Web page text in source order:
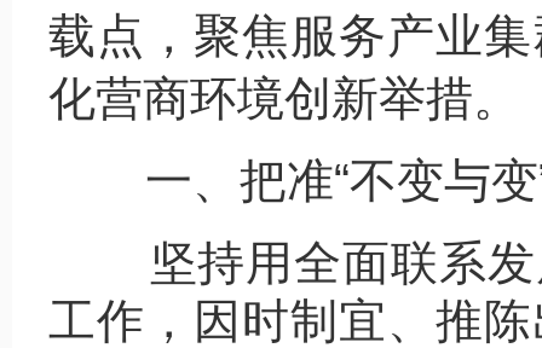
载点，聚焦服务产业
化营商环境创新举措。
一、把准“不变与变
坚持用全面联系发
工作，因时制宜、推